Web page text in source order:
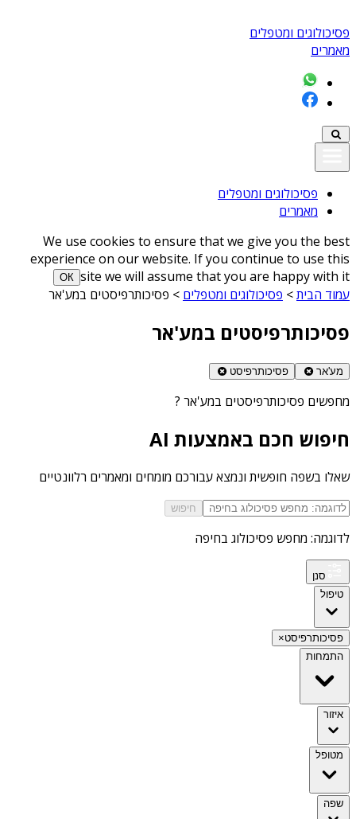
פסיכולוגים ומטפלים
מאמרים
פסיכולוגים ומטפלים
מאמרים
We use cookies to ensure that we give you the best
experience on our website. If you continue to use this
site we will assume that you are happy with it
ОК
עמוד הבית> פסיכולוגים ומטפלים > פסיכותרפיסטים במע'אר
פסיכותרפיסטים במע'אר
מע'אר פסיכותרפיסט
מחפשים פסיכותרפיסטים במע'אר ?
חיפוש חכם באמצעות AI
שאלו בשפה חופשית ונמצא עבורכם מומחים ומאמרים רלוונטיים
חיפוש
לדוגמה: מחפש פסיכולוג בחיפה
סנן
טיפול
פסיכותרפיסט×
התמחות
איזור
מטופל
שפה